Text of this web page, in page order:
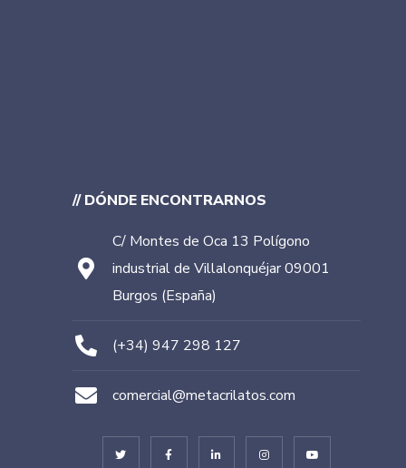
// DÓNDE ENCONTRARNOS
C/ Montes de Oca 13 Polígono
industrial de Villalonquéjar 09001
Burgos (España)
(+34) 947 298 127
comercial@metacrilatos.com